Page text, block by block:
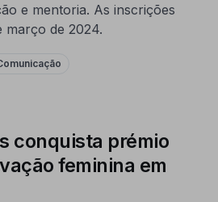
e mentoria. As inscrições
março de 2024.
conquista prémio
feminina em